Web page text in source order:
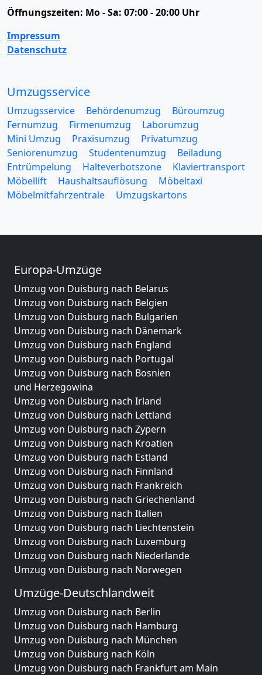
Öffnungszeiten: Mo - Sa: 07:00 - 20:00 Uhr
Impressum
Datenschutz
Umzugsservice
Umzugsservice Behördenumzug
Büroumzug
Fernumzug
Firmenumzug
Laborumzug
Mini Umzug
Praxisumzug
Privatumzug
Seniorenumzug
Studentenumzug
Beiladung
Entrümpelung
Halteverbotszone
Klaviertransport
Möbellift
Haushaltsauflösung
Möbeltaxi
Möbelmitfahrzentrale
Umzugskartons
Europa-Umzüge
Umzug von Duisburg nach Belarus
Umzug von Duisburg nach Belgien
Umzug von Duisburg nach Bulgarien
Umzug von Duisburg nach Dänemark
Umzug von Duisburg nach England
Umzug von Duisburg nach Portugal
Umzug von Duisburg nach Bosnien
und Herzegowina
Umzug von Duisburg nach Irland
Umzug von Duisburg nach Lettland
Umzug von Duisburg nach Zypern
Umzug von Duisburg nach Kroatien
Umzug von Duisburg nach Estland
Umzug von Duisburg nach Finnland
Umzug von Duisburg nach Frankreich
Umzug von Duisburg nach Griechenland
Umzug von Duisburg nach Italien
Umzug von Duisburg nach Liechtenstein
Umzug von Duisburg nach Luxemburg
Umzug von Duisburg nach Niederlande
Umzug von Duisburg nach Norwegen
Umzüge-Deutschlandweit
Umzug von Duisburg nach Berlin
Umzug von Duisburg nach Hamburg
Umzug von Duisburg nach München
Umzug von Duisburg nach Köln
Umzug von Duisburg nach Frankfurt am Main